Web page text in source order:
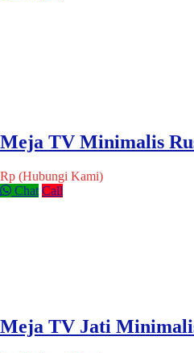
Meja TV Minimalis
Rp (Hubungi Kami)
Chat Call
Meja TV Jati